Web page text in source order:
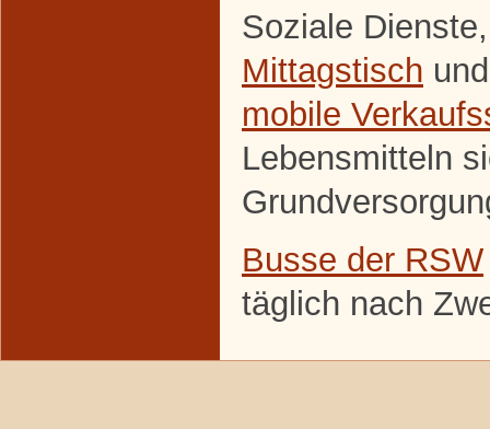
Soziale
Mittagstisch
mobile
Lebensmitteln
Busse der RSW
täglich nach